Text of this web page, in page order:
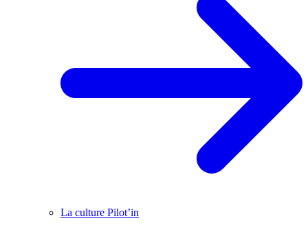
La culture Pilot’in